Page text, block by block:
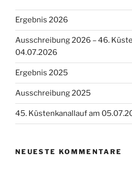
Ergebnis 2026
Ausschreibung 2026 – 46.
04.07.2026
Ergebnis 2025
Ausschreibung 2025
45. Küstenkanallauf am
NEUESTE KOMMENTARE